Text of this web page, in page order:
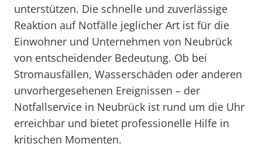
unterstützen. Die schnelle und zuverlässige
Reaktion auf Notfälle jeglicher Art ist für die
Einwohner und Unternehmen von Neubrück
von entscheidender Bedeutung. Ob bei
Stromausfällen, Wasserschäden oder anderen
unvorhergesehenen Ereignissen – der
Notfallservice in Neubrück ist rund um die Uhr
erreichbar und bietet professionelle Hilfe in
kritischen Momenten.